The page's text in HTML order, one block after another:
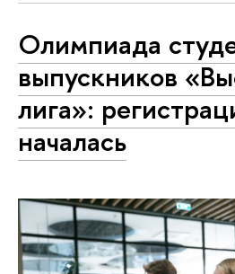
Олимпиада
выпускников
лига»:
началась